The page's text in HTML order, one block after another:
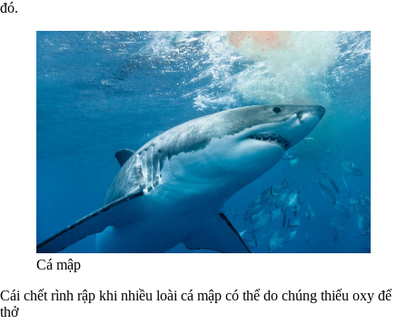
đó.
Cá mập
Cái chết rình rập khi nhiều loài cá mập có thể do chúng thiếu oxy để
thở